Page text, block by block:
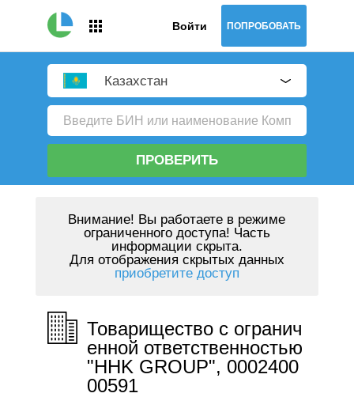
Войти ПОПРОБОВАТЬ
Казахстан
ПРОВЕРИТЬ
Внимание! Вы работаете в режиме
ограниченного доступа! Часть
информации скрыта.
Для отображения скрытых данных
приобретите доступ
Товарищество с огранич
енной ответственностью
"HHK GROUP", 0002400
00591